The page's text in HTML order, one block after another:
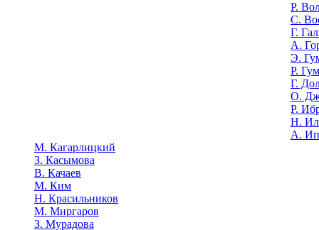
Р.
С.
Г.
А.
Э.
Р.
Г.
О.
Р.
Н.
А.
М. Кагарлицкий
З. Касымова
В. Качаев
М. Ким
Н. Красильников
М. Миргаров
З. Мурадова